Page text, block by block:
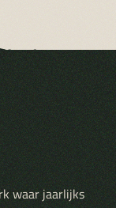
waar jaarlijks